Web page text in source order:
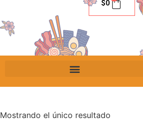
$0
Mostrando el único resultado